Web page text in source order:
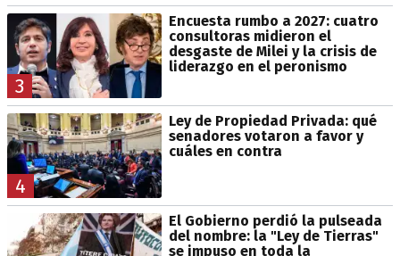
3
Encuesta rumbo a 2027: cuatro
consultoras midieron el
desgaste de Milei y la crisis de
liderazgo en el peronismo
4
Ley de Propiedad Privada: qué
senadores votaron a favor y
cuáles en contra
El Gobierno perdió la pulseada
del nombre: la "Ley de Tierras"
se impuso en toda la